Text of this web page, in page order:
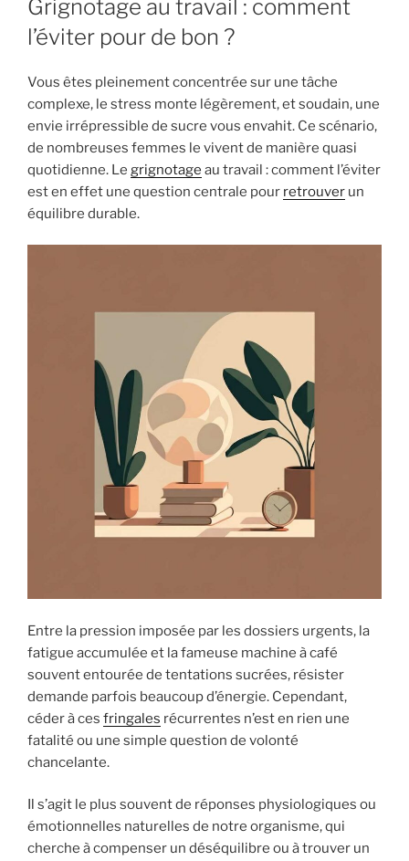
Grignotage au travail : comment
l’éviter pour de bon ?
Vous êtes pleinement concentrée sur une tâche
complexe, le stress monte légèrement, et soudain, une
envie irrépressible de sucre vous envahit. Ce scénario,
de nombreuses femmes le vivent de manière quasi
quotidienne. Le grignotage au travail : comment l’éviter
est en effet une question centrale pour retrouver un
équilibre durable.
Entre la pression imposée par les dossiers urgents, la
fatigue accumulée et la fameuse machine à café
souvent entourée de tentations sucrées, résister
demande parfois beaucoup d’énergie. Cependant,
céder à ces fringales récurrentes n’est en rien une
fatalité ou une simple question de volonté
chancelante.
Il s’agit le plus souvent de réponses physiologiques ou
émotionnelles naturelles de notre organisme, qui
cherche à compenser un déséquilibre ou à trouver un